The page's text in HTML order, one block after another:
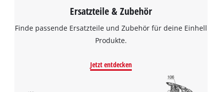
Ersatzteile & Zubehör
Finde passende Ersatzteile und Zubehör für deine Einhell
Produkte.
Jetzt entdecken